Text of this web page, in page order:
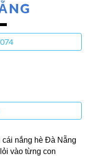
nắng hè Đà Nẵng
vào từng con